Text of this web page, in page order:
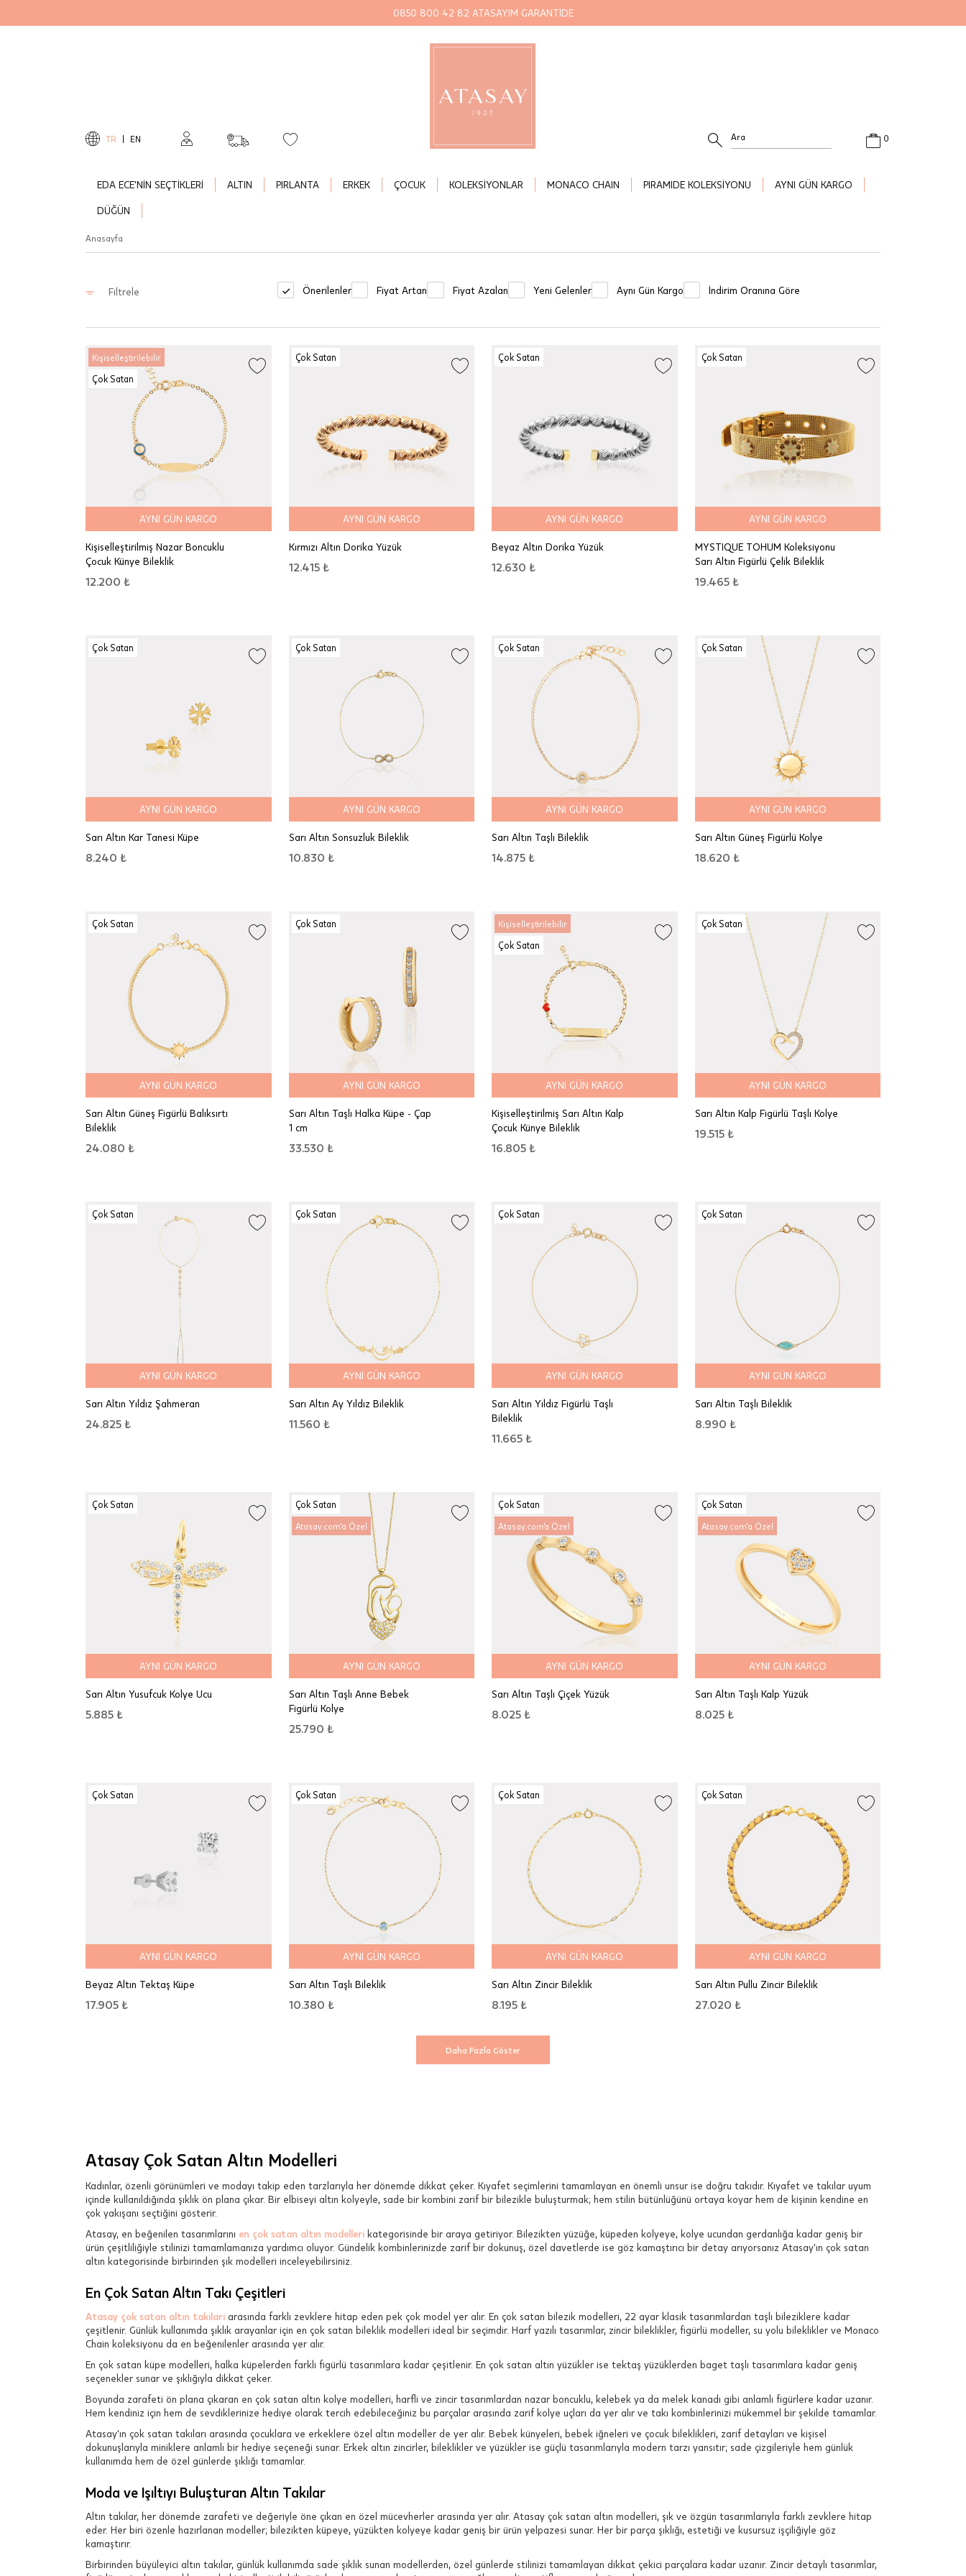
0850 800 42 82 ATASAYIM GARANTİDE
TR EN
EDA ECE'NİN SEÇTİKLERİ ALTIN PIRLANTA ERKEK ÇOCUK KOLEKSİYONLAR MONACO CHAIN PIRAMIDE KOLEKSİYONU AYNI GÜN KARGO
DÜĞÜN
0
Anasayfa
Filtrele Önerilenler Fiyat Artan Fiyat Azalan Yeni Gelenler Aynı Gün Kargo İndirim Oranına Göre
Kişiselleştirilebilir
Çok Satan
AYNI GÜN KARGO
Kişiselleştirilmiş Nazar Boncuklu
Çocuk Künye Bileklik
12.200 ₺
Çok Satan
AYNI GÜN KARGO
Kırmızı Altın Dorika Yüzük
12.415 ₺
Çok Satan
AYNI GÜN KARGO
Beyaz Altın Dorika Yüzük
12.630 ₺
Çok Satan
AYNI GÜN KARGO
MYSTIQUE TOHUM Koleksiyonu
Sarı Altın Figürlü Çelik Bileklik
19.465 ₺
Çok Satan
AYNI GÜN KARGO
Sarı Altın Kar Tanesi Küpe
8.240 ₺
Çok Satan
AYNI GÜN KARGO
Sarı Altın Sonsuzluk Bileklik
10.830 ₺
Çok Satan
AYNI GÜN KARGO
Sarı Altın Taşlı Bileklik
14.875 ₺
Çok Satan
AYNI GÜN KARGO
Sarı Altın Güneş Figürlü Kolye
18.620 ₺
Çok Satan
AYNI GÜN KARGO
Sarı Altın Güneş Figürlü Balıksırtı
Bileklik
24.080 ₺
Çok Satan
AYNI GÜN KARGO
Sarı Altın Taşlı Halka Küpe - Çap
1 cm
33.530 ₺
Kişiselleştirilebilir
Çok Satan
AYNI GÜN KARGO
Kişiselleştirilmiş Sarı Altın Kalp
Çocuk Künye Bileklik
16.805 ₺
Çok Satan
AYNI GÜN KARGO
Sarı Altın Kalp Figürlü Taşlı Kolye
19.515 ₺
Çok Satan
AYNI GÜN KARGO
Sarı Altın Yıldız Şahmeran
24.825 ₺
Çok Satan
AYNI GÜN KARGO
Sarı Altın Ay Yıldız Bileklik
11.560 ₺
Çok Satan
AYNI GÜN KARGO
Sarı Altın Yıldız Figürlü Taşlı
Bileklik
11.665 ₺
Çok Satan
AYNI GÜN KARGO
Sarı Altın Taşlı Bileklik
8.990 ₺
Çok Satan
AYNI GÜN KARGO
Sarı Altın Yusufcuk Kolye Ucu
5.885 ₺
Çok Satan
Atasay.com'a Özel
AYNI GÜN KARGO
Sarı Altın Taşlı Anne Bebek
Figürlü Kolye
25.790 ₺
Çok Satan
Atasay.com'a Özel
AYNI GÜN KARGO
Sarı Altın Taşlı Çiçek Yüzük
8.025 ₺
Çok Satan
Atasay.com'a Özel
AYNI GÜN KARGO
Sarı Altın Taşlı Kalp Yüzük
8.025 ₺
Çok Satan
AYNI GÜN KARGO
Beyaz Altın Tektaş Küpe
17.905 ₺
Çok Satan
AYNI GÜN KARGO
Sarı Altın Taşlı Bileklik
10.380 ₺
Çok Satan
AYNI GÜN KARGO
Sarı Altın Zincir Bileklik
8.195 ₺
Çok Satan
AYNI GÜN KARGO
Sarı Altın Pullu Zincir Bileklik
27.020 ₺
Daha Fazla Göster
Atasay Çok Satan Altın Modelleri
Kadınlar, özenli görünümleri ve modayı takip eden tarzlarıyla her dönemde dikkat çeker. Kıyafet seçimlerini tamamlayan en önemli unsur ise doğru takıdır. Kıyafet ve takılar uyum
içinde kullanıldığında şıklık ön plana çıkar. Bir elbiseyi altın kolyeyle, sade bir kombini zarif bir bilezikle buluşturmak; hem stilin bütünlüğünü ortaya koyar hem de kişinin kendine en
çok yakışanı seçtiğini gösterir.
Atasay, en beğenilen tasarımlarını en çok satan altın modelleri kategorisinde bir araya getiriyor. Bilezikten yüzüğe, küpeden kolyeye, kolye ucundan gerdanlığa kadar geniş bir
ürün çeşitliliğiyle stilinizi tamamlamanıza yardımcı oluyor. Gündelik kombinlerinizde zarif bir dokunuş, özel davetlerde ise göz kamaştırıcı bir detay arıyorsanız Atasay'ın çok satan
altın kategorisinde birbirinden şık modelleri inceleyebilirsiniz.
En Çok Satan Altın Takı Çeşitleri
Atasay çok satan altın takıları arasında farklı zevklere hitap eden pek çok model yer alır. En çok satan bilezik modelleri, 22 ayar klasik tasarımlardan taşlı bileziklere kadar
çeşitlenir. Günlük kullanımda şıklık arayanlar için en çok satan bileklik modelleri ideal bir seçimdir. Harf yazılı tasarımlar, zincir bileklikler, figürlü modeller, su yolu bileklikler ve Monaco
Chain koleksiyonu da en beğenilenler arasında yer alır.
En çok satan küpe modelleri, halka küpelerden farklı figürlü tasarımlara kadar çeşitlenir. En çok satan altın yüzükler ise tektaş yüzüklerden baget taşlı tasarımlara kadar geniş
seçenekler sunar ve şıklığıyla dikkat çeker.
Boyunda zarafeti ön plana çıkaran en çok satan altın kolye modelleri, harfli ve zincir tasarımlardan nazar boncuklu, kelebek ya da melek kanadı gibi anlamlı figürlere kadar uzanır.
Hem kendiniz için hem de sevdiklerinize hediye olarak tercih edebileceğiniz bu parçalar arasında zarif kolye uçları da yer alır ve takı kombinlerinizi mükemmel bir şekilde tamamlar.
Atasay'ın çok satan takıları arasında çocuklara ve erkeklere özel altın modeller de yer alır. Bebek künyeleri, bebek iğneleri ve çocuk bileklikleri, zarif detayları ve kişisel
dokunuşlarıyla miniklere anlamlı bir hediye seçeneği sunar. Erkek altın zincirler, bileklikler ve yüzükler ise güçlü tasarımlarıyla modern tarzı yansıtır; sade çizgileriyle hem günlük
kullanımda hem de özel günlerde şıklığı tamamlar.
Moda ve Işıltıyı Buluşturan Altın Takılar
Altın takılar, her dönemde zarafeti ve değeriyle öne çıkan en özel mücevherler arasında yer alır. Atasay çok satan altın modelleri, şık ve özgün tasarımlarıyla farklı zevklere hitap
eder. Her biri özenle hazırlanan modeller; bilezikten küpeye, yüzükten kolyeye kadar geniş bir ürün yelpazesi sunar. Her bir parça şıklığı, estetiği ve kusursuz işçiliğiyle göz
kamaştırır.
Birbirinden büyüleyici altın takılar, günlük kullanımda sade şıklık sunan modellerden, özel günlerde stilinizi tamamlayan dikkat çekici parçalara kadar uzanır. Zincir detaylı tasarımlar,